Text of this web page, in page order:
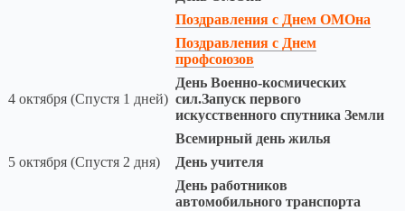
Поздравления с Днем ОМОна
Поздравления с Днем
профсоюзов
4 октября (Спустя 1 дней)
День Военно-космических
сил.Запуск первого
искусственного спутника Земли
Всемирный день жилья
5 октября (Спустя 2 дня)
День учителя
День работников
автомобильного транспорта